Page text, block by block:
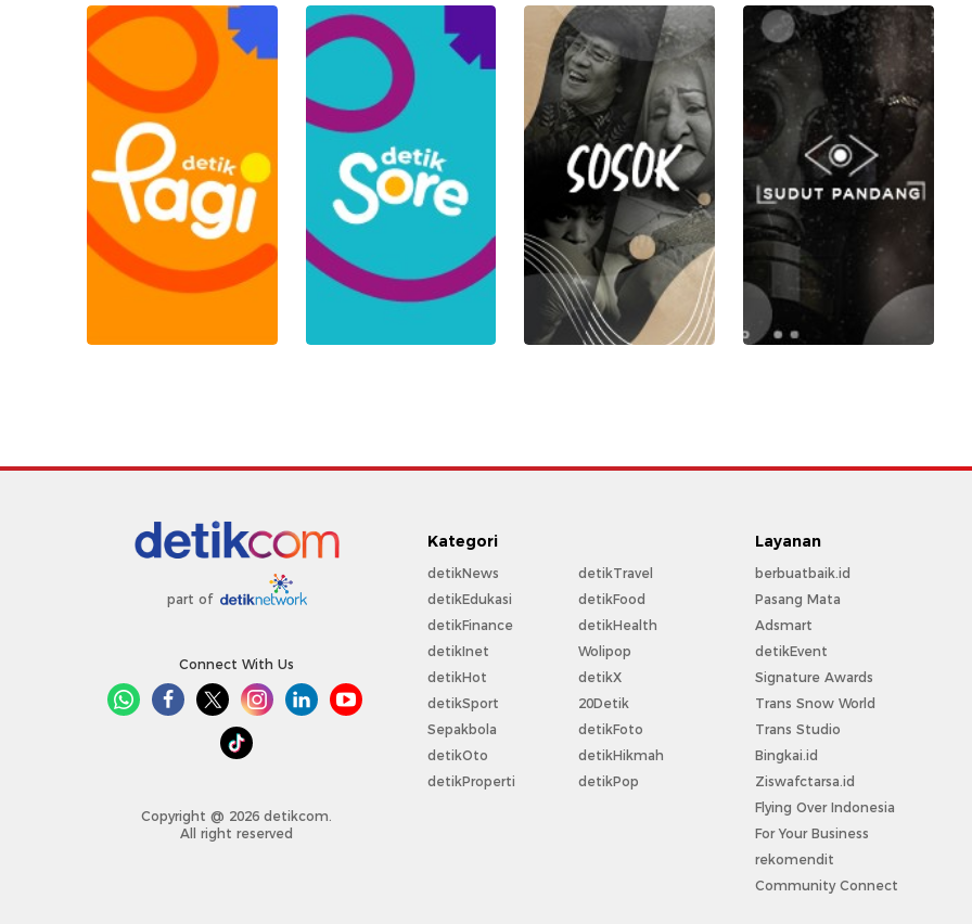
part of
Connect With Us
Copyright @ 2026 detikcom.
All right reserved
Kategori
detikNews
detikEdukasi
detikFinance
detikInet
detikHot
detikSport
Sepakbola
detikOto
detikProperti
detikTravel
detikFood
detikHealth
Wolipop
detikX
20Detik
detikFoto
detikHikmah
detikPop
Layanan
berbuatbaik.id
Pasang Mata
Adsmart
detikEvent
Signature Awards
Trans Snow World
Trans Studio
Bingkai.id
Ziswafctarsa.id
Flying Over Indonesia
For Your Business
rekomendit
Community Connect